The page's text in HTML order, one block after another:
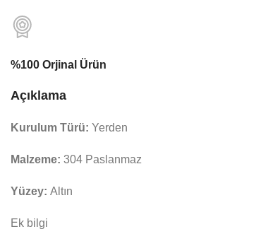
%100 Orjinal Ürün
Açıklama
Kurulum Türü: Yerden
Malzeme: 304 Paslanmaz
Yüzey: Altın
Ek bilgi